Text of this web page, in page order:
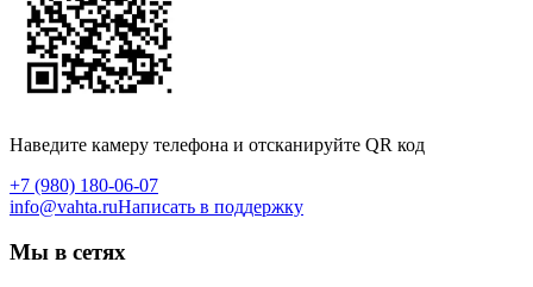
Наведите камеру телефона и отсканируйте QR код
+7 (980) 180-06-07
info@vahta.ruНаписать в поддержку
Мы в сетях